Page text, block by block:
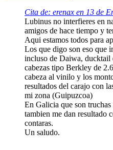
Cita de: erenax en 13 de
Lubinus no interfieres en
amigos de hace tiempo y
Aqui estamos todos para
Los que digo son eso que
incluso de Daiwa, ducktail
cabezas tipo Berkley de
cabeza al vinilo y los
resultados del carajo con
mi zona (Guipuzcoa)
En Galicia que son
tambien me dan resultado
contaras.
Un saludo.